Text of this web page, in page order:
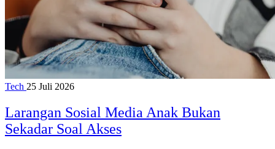
Tech 25 Juli 2026
Larangan Sosial Media Anak Bukan
Sekadar Soal Akses